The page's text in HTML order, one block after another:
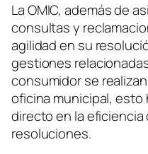
La OMIC, además de
consultas y
agilidad en su
gestiones
consumidor se
oficina municipal,
directo en la eficiencia
resoluciones.